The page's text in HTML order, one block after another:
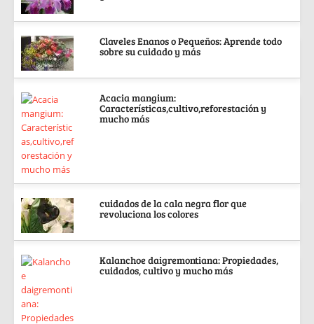
Claveles Enanos o Pequeños: Aprende todo
sobre su cuidado y más
Acacia mangium:
Características,cultivo,reforestación y
mucho más
cuidados de la cala negra flor que
revoluciona los colores
Kalanchoe daigremontiana: Propiedades,
cuidados, cultivo y mucho más